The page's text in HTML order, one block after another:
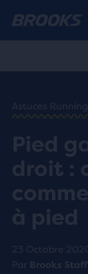
La toute nouvelle
Découvre la
Expéditions